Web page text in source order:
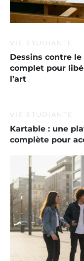
VIE ÉTUDIANTE
Dessins contre
complet pour
l’art
VIE ÉTUDIANTE
Kartable : une
complète pour